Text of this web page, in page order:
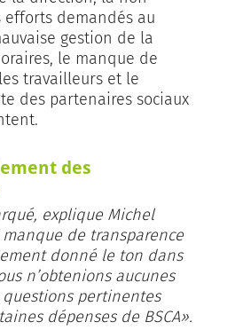
demandés au
gestion de la
le manque de
travailleurs et le
des partenaires sociaux
des
explique Michel
manque de transparence
donné le ton dans
n’obtenions aucunes
questions pertinentes
dépenses de BSCA».